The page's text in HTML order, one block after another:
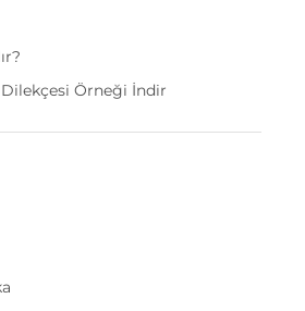
Örneği İndir